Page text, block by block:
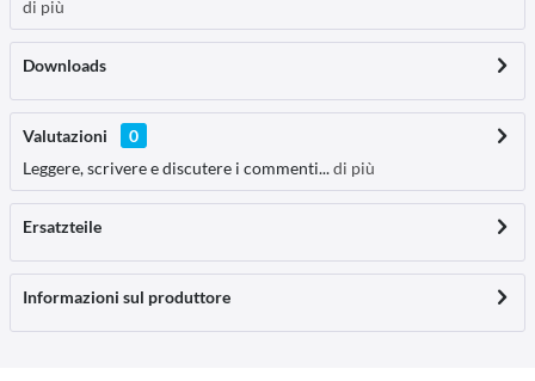
di più
Downloads
Valutazioni
0
Leggere, scrivere e discutere i commenti...di più
Ersatzteile
Informazioni sul produttore